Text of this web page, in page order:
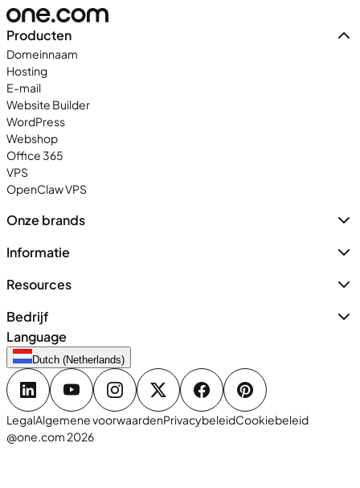
Producten
Domeinnaam
Hosting
E-mail
Website Builder
WordPress
Webshop
Office 365
VPS
OpenClaw VPS
Onze brands
Informatie
Resources
Bedrijf
Language
Dutch (Netherlands)
LegalAlgemene voorwaardenPrivacybeleidCookiebeleid
@one.com 2026